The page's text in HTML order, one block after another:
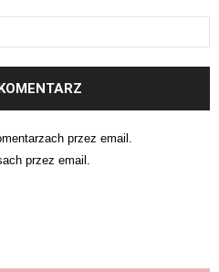
przez email.
przez email.